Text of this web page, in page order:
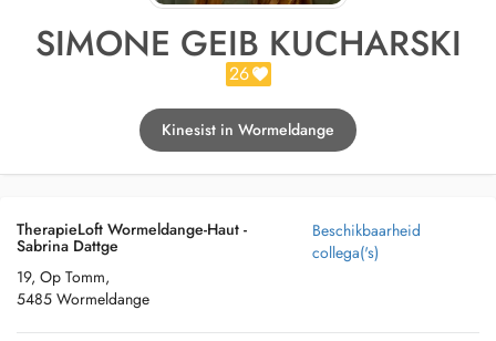
SIMONE GEIB KUCHARSKI
26
Kinesist in Wormeldange
TherapieLoft Wormeldange-Haut -
Sabrina Dattge
19, Op Tomm,
5485 Wormeldange
Beschikbaarheid
collega('s)